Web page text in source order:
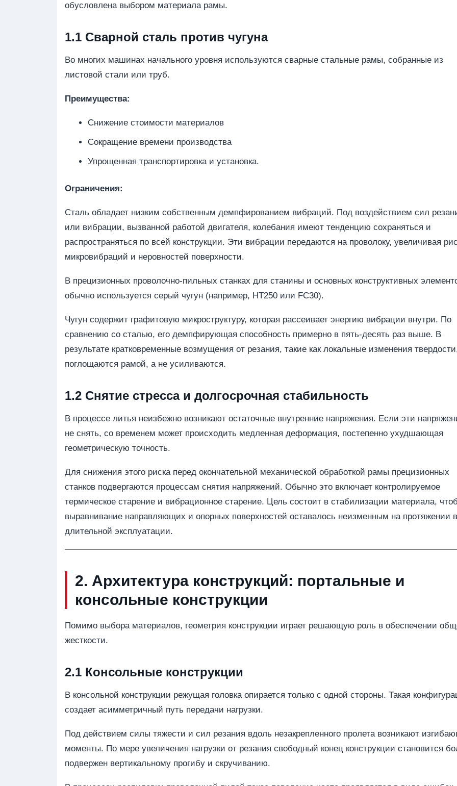
обусловлена выбором материала рамы.
1.1 Сварной сталь против чугуна
Во многих машинах начального уровня используются сварные стальные рамы, собранные из
листовой стали или труб.
Преимущества:
Снижение стоимости материалов
Сокращение времени производства
Упрощенная транспортировка и установка.
Ограничения:
Сталь обладает низким собственным демпфированием вибраций. Под воздействием сил
или вибрации, вызванной работой двигателя, колебания имеют тенденцию сохраняться и
распространяться по всей конструкции. Эти вибрации передаются на проволоку, увеличивая
микровибраций и неровностей поверхности.
В прецизионных проволочно-пильных станках для станины и основных конструктивных
обычно используется серый чугун (например, HT250 или FC30).
Чугун содержит графитовую микроструктуру, которая рассеивает энергию вибрации внутри. По
сравнению со сталью, его демпфирующая способность примерно в пять-десять раз выше. В
результате кратковременные возмущения от резания, такие как локальные изменения
поглощаются рамой, а не усиливаются.
1.2 Снятие стресса и долгосрочная стабильность
В процессе литья неизбежно возникают остаточные внутренние напряжения. Если эти
не снять, со временем может происходить медленная деформация, постепенно ухудшающая
геометрическую точность.
Для снижения этого риска перед окончательной механической обработкой рамы прецизионных
станков подвергаются процессам снятия напряжений. Обычно это включает контролируемое
термическое старение и вибрационное старение. Цель состоит в стабилизации материала,
выравнивание направляющих и опорных поверхностей оставалось неизменным на протяжении
длительной эксплуатации.
2. Архитектура конструкций: портальные и
консольные конструкции
Помимо выбора материалов, геометрия конструкции играет решающую роль в обеспечении
жесткости.
2.1 Консольные конструкции
В консольной конструкции режущая головка опирается только с одной стороны. Такая
создает асимметричный путь передачи нагрузки.
Под действием силы тяжести и сил резания вдоль незакрепленного пролета возникают
моменты. По мере увеличения нагрузки от резания свободный конец конструкции становится
подвержен вертикальному прогибу и скручиванию.